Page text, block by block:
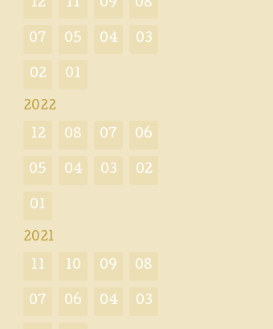
12 11 09 08
07 05 04 03
02 01
2022
12 08 07 06
05 04 03 02
01
2021
11 10 09 08
07 06 04 03